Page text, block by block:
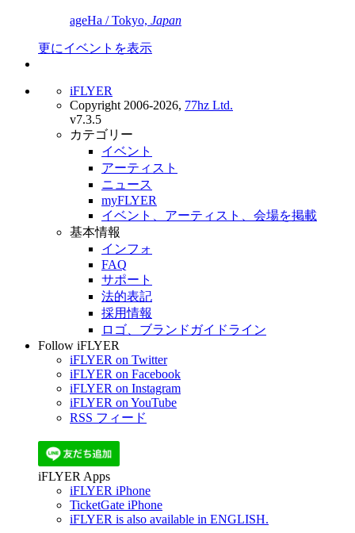
ageHa / Tokyo, Japan
更にイベントを表示
iFLYER
Copyright 2006-2026, 77hz Ltd.
v7.3.5
カテゴリー
イベント
アーティスト
ニュース
myFLYER
イベント、アーティスト、会場を掲載
基本情報
インフォ
FAQ
サポート
法的表記
採用情報
ロゴ、ブランドガイドライン
Follow iFLYER
iFLYER on Twitter
iFLYER on Facebook
iFLYER on Instagram
iFLYER on YouTube
RSS フィード
iFLYER Apps
iFLYER iPhone
TicketGate iPhone
iFLYER is also available in ENGLISH.